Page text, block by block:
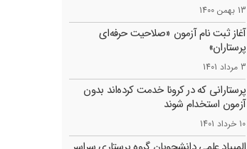
13 بهمن 1400
آغاز ثبت نام آزمون «صلاحیت حرفه‌ای
پرستاران»
3 مرداد 1401
پرستارانی که در کرونا خدمت کرد‌ه‌اند بدون
آزمون استخدام شوند
10 خرداد 1401